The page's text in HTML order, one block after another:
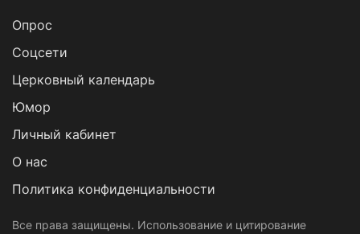
Опрос
Cоцсети
Церковный календарь
Юмор
Личный кабинет
О нас
Политика конфиденциальности
Все права защищены. Использование и цитирование